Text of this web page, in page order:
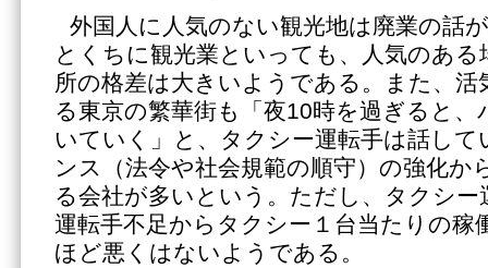
外国人に人気のない観光地は廃業の話
とくちに観光業といっても、人気のあ
所の格差は大きいようである。また、
る東京の繁華街も「夜10時を過ぎると
いていく」と、タクシー運転手は話し
ンス（法令や社会規範の順守）の強化か
る会社が多いという。ただし、タクシー
運転手不足からタクシー１台当たりの稼
ほど悪くはないようである。